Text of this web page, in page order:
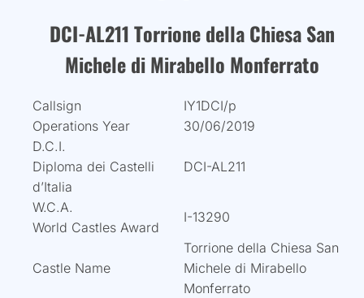
DCI-AL211 Torrione della Chiesa San
Michele di Mirabello Monferrato
Callsign
IY1DCI/p
Operations Year
30/06/2019
D.C.I.
Diploma dei Castelli
d’Italia
DCI-AL211
W.C.A.
World Castles Award
I-13290
Castle Name
Torrione della Chiesa San
Michele di Mirabello
Monferrato